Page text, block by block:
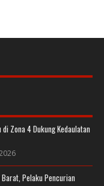
Zona 4 Dukung Kedaulatan
Pelaku Pencurian